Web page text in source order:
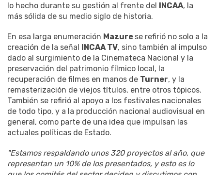
lo hecho durante su gestión al frente del INCAA, la
más sólida de su medio siglo de historia.
En esa larga enumeración Mazure se refirió no solo a la
creación de la señal INCAA TV, sino también al impulso
dado al surgimiento de la Cinemateca Nacional y la
preservación del patrimonio fílmico local, la
recuperación de filmes en manos de Turner, y la
remasterización de viejos títulos, entre otros tópicos.
También se refirió al apoyo a los festivales nacionales
de todo tipo, y a la producción nacional audiovisual en
general, como parte de una idea que impulsan las
actuales políticas de Estado.
"Estamos respaldando unos 320 proyectos al año, que
representan un 10% de los presentados, y esto es lo